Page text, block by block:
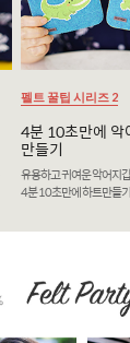
펠트 꿀팁 시리즈 2
4분 10초만에 악
만들기
유용하고 귀여운 악어지
4분 10초만에 하트만들